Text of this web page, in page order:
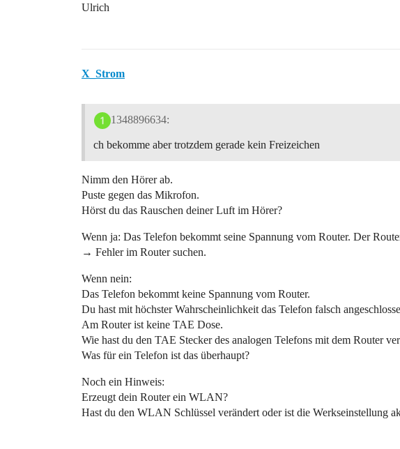
Ulrich
X_Strom
1348896634:
ch bekomme aber trotzdem gerade kein Freizeichen
Nimm den Hörer ab.
Puste gegen das Mikrofon.
Hörst du das Rauschen deiner Luft im Hörer?
Wenn ja: Das Telefon bekommt seine Spannung vom Router. Der
→ Fehler im Router suchen.
Wenn nein:
Das Telefon bekommt keine Spannung vom Router.
Du hast mit höchster Wahrscheinlichkeit das Telefon falsch
Am Router ist keine TAE Dose.
Wie hast du den TAE Stecker des analogen Telefons mit dem Router
Was für ein Telefon ist das überhaupt?
Noch ein Hinweis:
Erzeugt dein Router ein WLAN?
Hast du den WLAN Schlüssel verändert oder ist die Werkseinstellung